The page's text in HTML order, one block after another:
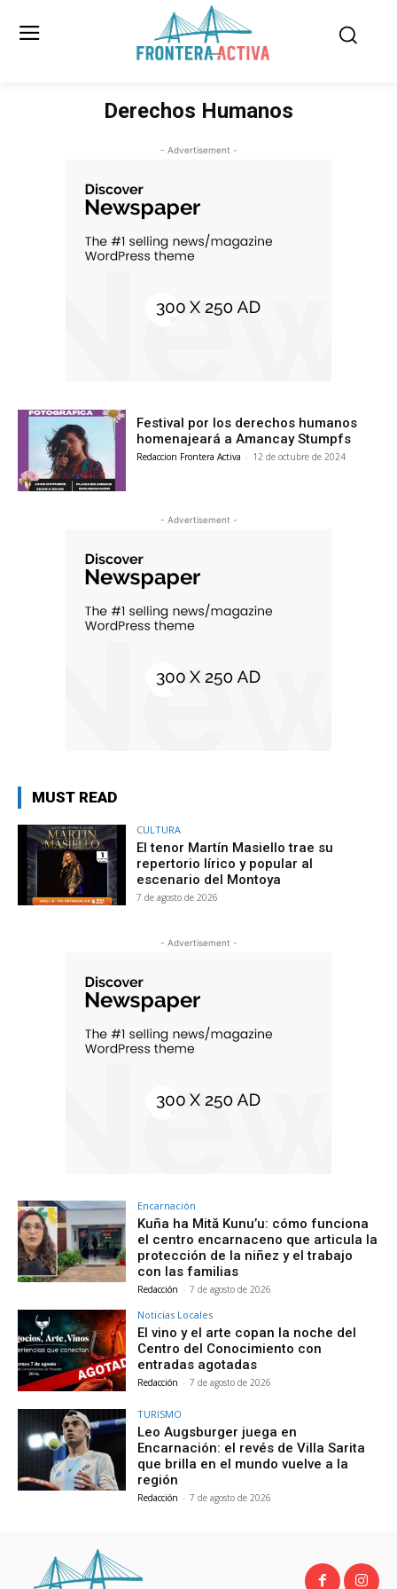
Derechos Humanos
- Advertisement -
Festival por los derechos humanos
homenajeará a Amancay Stumpfs
Redaccion Frontera Activa - 12 de octubre de 2024
- Advertisement -
MUST READ
CULTURA
El tenor Martín Masiello trae su
repertorio lírico y popular al
escenario del Montoya
7 de agosto de 2026
- Advertisement -
Encarnación
Kuña ha Mită Kunu’u: cómo funciona
el centro encarnaceno que articula la
protección de la niñez y el trabajo
con las familias
Redacción - 7 de agosto de 2026
Noticias Locales
El vino y el arte copan la noche del
Centro del Conocimiento con
entradas agotadas
Redacción - 7 de agosto de 2026
TURISMO
Leo Augsburger juega en
Encarnación: el revés de Villa Sarita
que brilla en el mundo vuelve a la
región
Redacción - 7 de agosto de 2026